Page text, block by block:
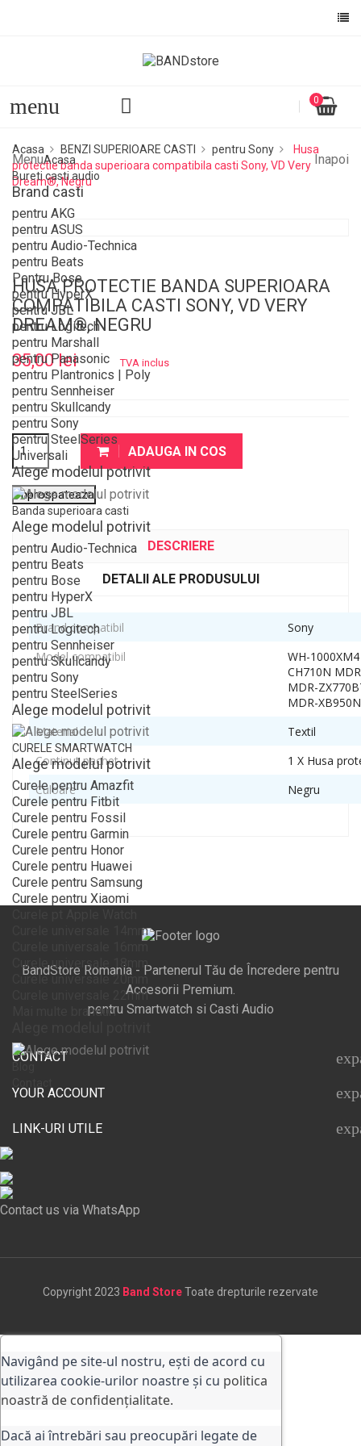
menu 0
Menu Inapoi
Acasa
Bureti casti audio
Brand casti
pentru AKG
pentru ASUS
pentru Audio-Technica
pentru Beats
Pentru Bose
pentru HyperX
pentru JBL
pentru Logitech
pentru Marshall
pentru Panasonic
pentru Plantronics | Poly
pentru Sennheiser
pentru Skullcandy
pentru Sony
pentru SteelSeries
Universali
Alege modelul potrivit
Banda superioara casti
Alege modelul potrivit
pentru Audio-Technica
pentru Beats
pentru Bose
pentru HyperX
pentru JBL
pentru Logitech
pentru Sennheiser
pentru Skullcandy
pentru Sony
pentru SteelSeries
Alege modelul potrivit
CURELE SMARTWATCH
Alege modelul potrivit
Curele pentru Amazfit
Curele pentru Fitbit
Curele pentru Fossil
Curele pentru Garmin
Curele pentru Honor
Curele pentru Huawei
Curele pentru Samsung
Curele pentru Xiaomi
Curele universale 14mm
Curele universale 18mm
Curele universale 20mm
Curele universale 22mm
Mai multe branduri
Acasa BENZI SUPERIOARE CASTI pentru Sony
Husa
protectie banda superioara compatibila casti Sony, VD Very
Dream®, Negru
HUSA PROTECTIE BANDA SUPERIOARA
COMPATIBILA CASTI SONY, VD VERY
DREAM®, NEGRU
35,00 lei
TVA inclus
ADAUGA IN COS
DESCRIERE
DETALII ALE PRODUSULUI
Brand compatibil
Sony
Model compatibil
WH-
CH710N
MDR-
MDR-
Material
Textil
Continut pachet
1 X Husa
Culoare
Negru
BandStore Romania - Partenerul Tău de Încredere pentru
Accesorii Premium.
pentru Smartwatch si Casti Audio
CONTACT
YOUR ACCOUNT
LINK-URI UTILE
Contact us via WhatsApp
Copyright 2023 Band StoreToate drepturile rezervate
Navigând pe site-ul nostru, ești de acord cu
utilizarea cookie-urilor noastre și cu politica
noastră de confidențialitate.
Dacă ai întrebări sau preocupări legate de